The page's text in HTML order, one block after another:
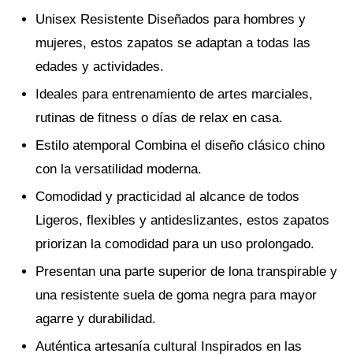
Unisex Resistente Diseñados para hombres y
mujeres, estos zapatos se adaptan a todas las
edades y actividades.
Ideales para entrenamiento de artes marciales,
rutinas de fitness o días de relax en casa.
Estilo atemporal Combina el diseño clásico chino
con la versatilidad moderna.
Comodidad y practicidad al alcance de todos
Ligeros, flexibles y antideslizantes, estos zapatos
priorizan la comodidad para un uso prolongado.
Presentan una parte superior de lona transpirable y
una resistente suela de goma negra para mayor
agarre y durabilidad.
Auténtica artesanía cultural Inspirados en las